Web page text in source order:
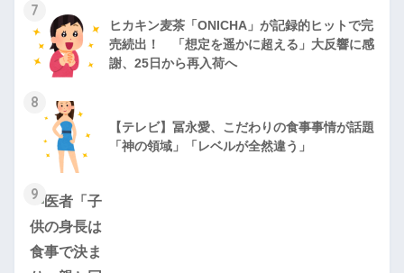
7
ヒカキン麦茶「ONICHA」が記録的ヒットで完
売続出！ 「想定を遥かに超える」大反響に感
謝、25日から再入荷へ
8
【テレビ】冨永愛、こだわりの食事事情が話題
「神の領域」「レベルが全然違う」
9